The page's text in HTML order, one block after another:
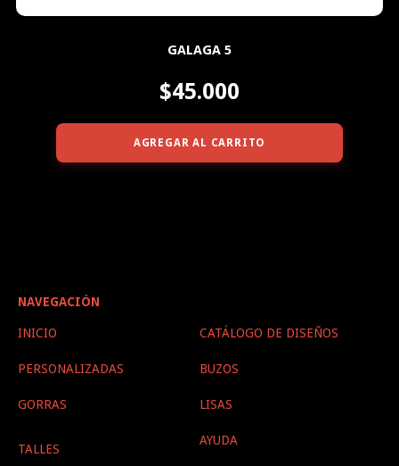
GALAGA 5
$45.000
AGREGAR AL CARRITO
NAVEGACIÓN
INICIO CATÁLOGO DE DISEÑOS
PERSONALIZADAS BUZOS
GORRAS LISAS
TALLES
AYUDA